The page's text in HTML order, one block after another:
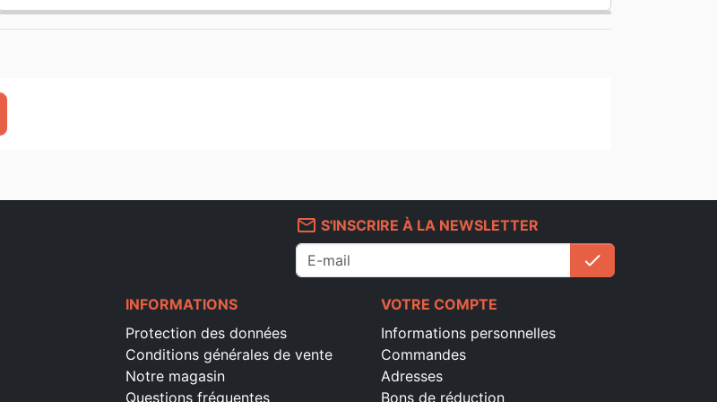
mail_outline S'INSCRIRE À LA NEWSLETTER
check
INFORMATIONS
Protection des données
Conditions générales de vente
Notre magasin
Questions fréquentes
VOTRE COMPTE
Informations personnelles
Commandes
Adresses
Bons de réduction